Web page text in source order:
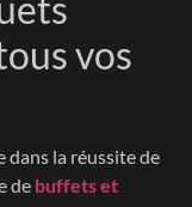
vos
dans la réussite de
de buffets et